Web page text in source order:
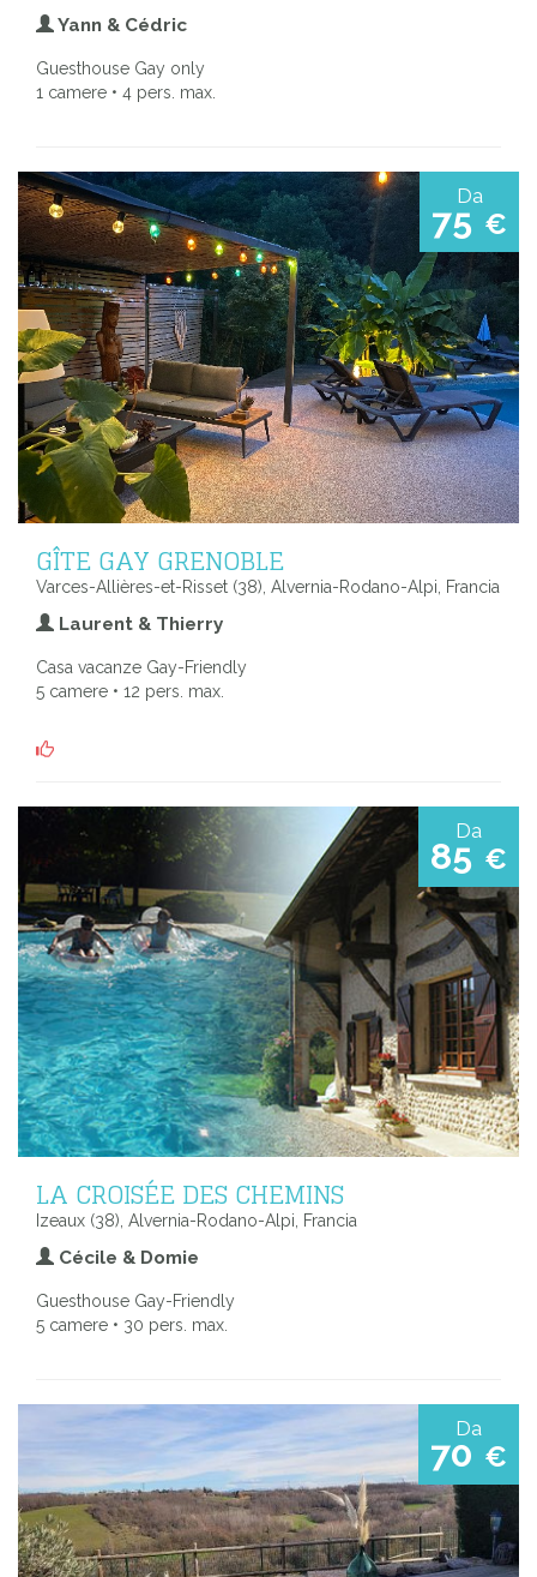
Yann & Cédric
Guesthouse Gay only
1 camere • 4 pers. max.
Da
75 €
GÎTE GAY GRENOBLE
Varces-Allières-et-Risset (38), Alvernia-Rodano-Alpi, Francia
Laurent & Thierry
Casa vacanze Gay-Friendly
5 camere • 12 pers. max.
Da
85 €
LA CROISÉE DES CHEMINS
Izeaux (38), Alvernia-Rodano-Alpi, Francia
Cécile & Domie
Guesthouse Gay-Friendly
5 camere • 30 pers. max.
Da
70 €